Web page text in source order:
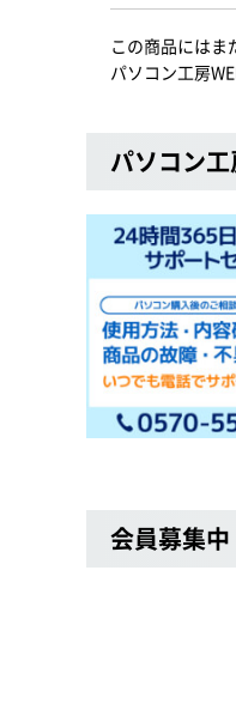
この商品にはま
パソコン工房
パソコン
会員募集